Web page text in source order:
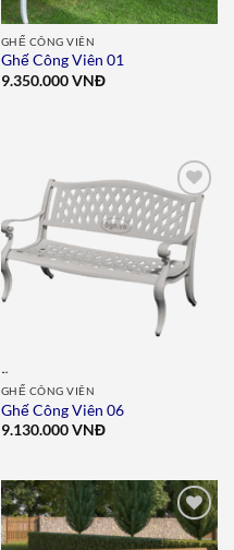
GHẾ CÔNG VIÊN
Ghế Công Viên 01
9.350.000VNĐ
Add to
wishlist
GHẾ CÔNG VIÊN
Ghế Công Viên 06
9.130.000VNĐ
Add to